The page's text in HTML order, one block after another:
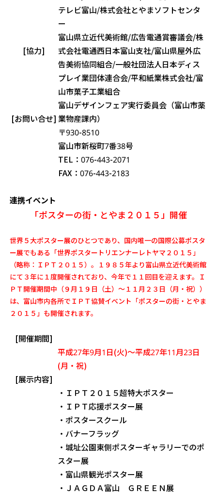
テレビ富山/株式会社とやまソフトセンタ
ー
[協力]
富山県立近代美術館/広告電通賞審議会/株
式会社電通西日本富山支社/富山県屋外広
告美術協同組合/一般社団法人日本ディス
プレイ業団体連合会/平和紙業株式会社/富
山市菓子工業組合
[お問い合せ]
富山デザインフェア実行委員会（富山市薬
業物産課内）
〒930-8510
富山市新桜町7番38号
TEL：076-443-2071
FAX：076-443-2183
連携イベント
「ポスターの街・とやま２０１５」開催
世界５大ポスター展のひとつであり、国内唯一の国際公募ポスタ
ー展でもある「世界ポスタートリエンナーレトヤマ２０１５」
（略称：ＩＰＴ２０１５）。１９８５年より富山県立近代美術館
にて３年に１度開催されており、今年で１１回目を迎えます。Ｉ
ＰＴ開催期間中（９月１９日（土）～１１月２３日（月・祝））
は、富山市内各所でＩＰＴ協賛イベント「ポスターの街・とやま
２０１５」も開催されます。
[開催期間]
平成27年9月1日(火)～平成27年11月23日
(月・祝)
[展示内容]
・ＩＰＴ２０１５超特大ポスター
・ＩＰＴ応援ポスター展
・ポスタースクール
・バナーフラッグ
・城址公園東側ポスターギャラリーでのポ
スター展
・富山県観光ポスター展
・ＪＡＧＤＡ富山 ＧＲＥＥＮ展